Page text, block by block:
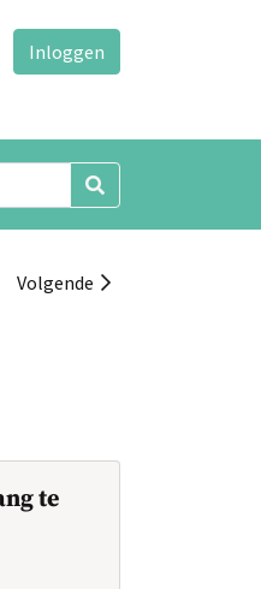
Inloggen
Volgende
te